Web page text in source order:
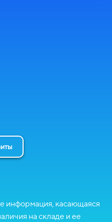
информация, касающаяся
на складе и ее